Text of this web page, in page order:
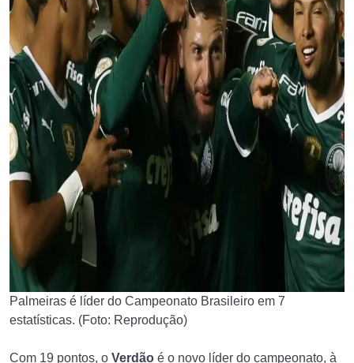
Palmeiras é líder do Campeonato Brasileiro em 7
estatísticas. (Foto: Reprodução)
Com 19 pontos, o Verdão é o novo líder do campeonato, à